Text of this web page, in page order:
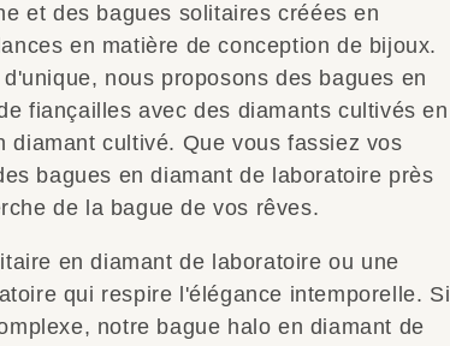
et des bagues solitaires créées en
en matière de conception de bijoux.
nous proposons des bagues en
fiançailles avec des diamants cultivés en
diamant cultivé. Que vous fassiez vos
bagues en diamant de laboratoire près
de la bague de vos rêves.
en diamant de laboratoire ou une
qui respire l'élégance intemporelle. Si
notre bague halo en diamant de